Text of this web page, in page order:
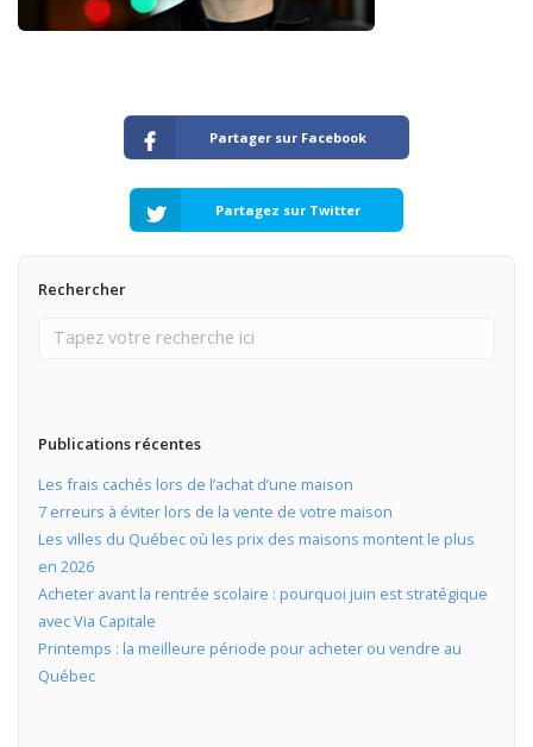
Partager sur Facebook
Partagez sur Twitter
Rechercher
Publications récentes
Les frais cachés lors de l’achat d’une maison
7 erreurs à éviter lors de la vente de votre maison
Les villes du Québec où les prix des maisons montent le plus
en 2026
Acheter avant la rentrée scolaire : pourquoi juin est stratégique
avec Via Capitale
Printemps : la meilleure période pour acheter ou vendre au
Québec